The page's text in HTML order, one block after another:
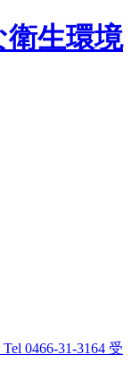
Tel 0466-31-3164 受